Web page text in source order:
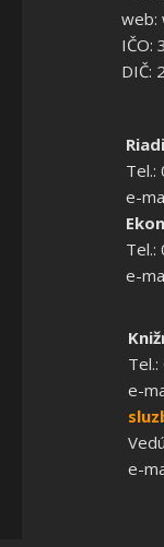
web:
IČO:
DIČ:
Tel.:
e-
e-
e-
e-